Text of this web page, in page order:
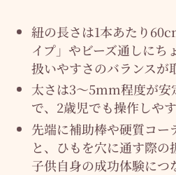
紐の長さは1本あたり
イプ」やビーズ通しにち
扱いやすさのバランスが
太さは3〜5mm程度が安
で、2歳児でも操作しや
先端に補助棒や硬質コー
と、ひもを穴に通す際の
子供自身の成功体験につ